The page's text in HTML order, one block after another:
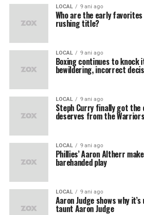
LOCAL 9 ani ago
Who are the early favorites
rushing title?
LOCAL 9 ani ago
Boxing continues to
bewildering, incorrect
LOCAL 9 ani ago
Steph Curry finally got
deserves from the Warriors
LOCAL 9 ani ago
Phillies’ Aaron Altherr
barehanded play
LOCAL 9 ani ago
Aaron Judge shows why
taunt Aaron Judge